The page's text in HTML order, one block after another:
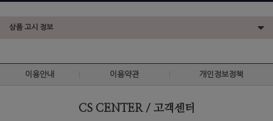
상품 고시 정보
이용안내 이용약관 개인정보정책
CS CENTER / 고객센터